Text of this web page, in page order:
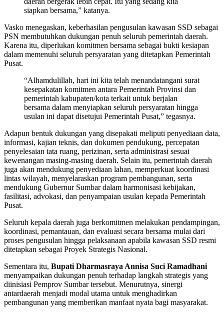
siapkan bersama,” katanya.
Vasko menegaskan, keberhasilan pengusulan kawasan SSD sebagai
PSN membutuhkan dukungan penuh seluruh pemerintah daerah.
Karena itu, diperlukan komitmen bersama sebagai bukti kesiapan
dalam memenuhi seluruh persyaratan yang ditetapkan Pemerintah
Pusat.
“Alhamdulillah, hari ini kita telah menandatangani surat
kesepakatan komitmen antara Pemerintah Provinsi dan
pemerintah kabupaten/kota terkait untuk berjalan
bersama dalam menyiapkan seluruh persyaratan hingga
usulan ini dapat disetujui Pemerintah Pusat,” tegasnya.
Adapun bentuk dukungan yang disepakati meliputi penyediaan data,
informasi, kajian teknis, dan dokumen pendukung, percepatan
penyelesaian tata ruang, perizinan, serta administrasi sesuai
kewenangan masing-masing daerah. Selain itu, pemerintah daerah
juga akan mendukung penyediaan lahan, memperkuat koordinasi
lintas wilayah, menyelaraskan program pembangunan, serta
mendukung Gubernur Sumbar dalam harmonisasi kebijakan,
fasilitasi, advokasi, dan penyampaian usulan kepada Pemerintah
Pusat.
Seluruh kepala daerah juga berkomitmen melakukan pendampingan,
koordinasi, pemantauan, dan evaluasi secara bersama mulai dari
proses pengusulan hingga pelaksanaan apabila kawasan SSD resmi
ditetapkan sebagai Proyek Strategis Nasional.
Sementara itu, Bupati Dharmasraya Annisa Suci Ramadhani
menyampaikan dukungan penuh terhadap langkah strategis yang
diinisiasi Pemprov Sumbar tersebut. Menurutnya, sinergi
antardaerah menjadi modal utama untuk menghadirkan
pembangunan yang memberikan manfaat nyata bagi masyarakat.